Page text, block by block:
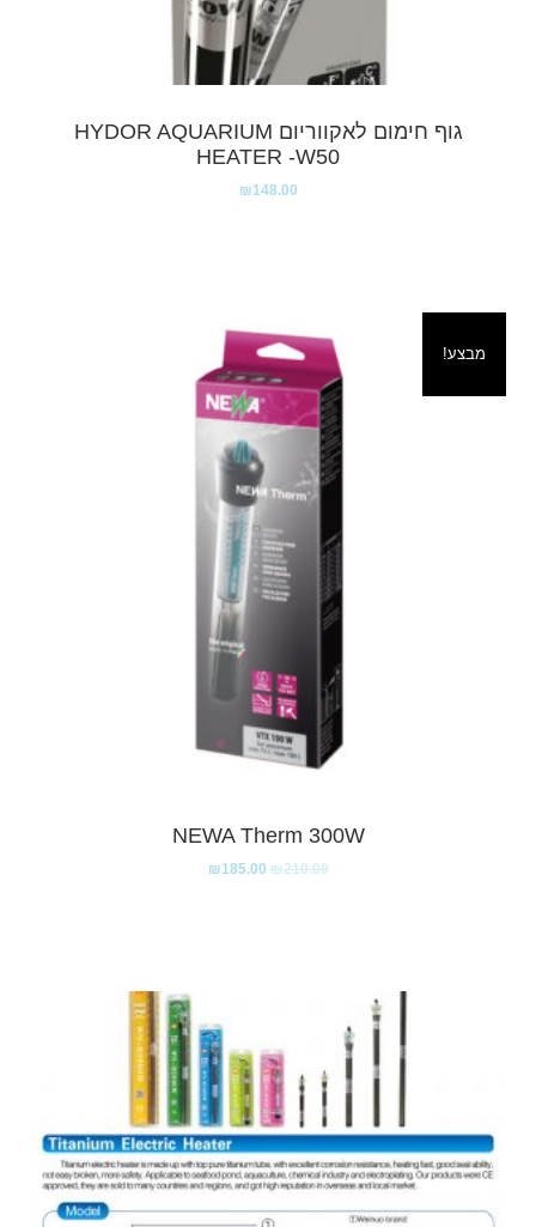
גוף חימום לאקווריום HYDOR AQUARIUM
HEATER -W50
₪148.00
מבצע!
NEWA Therm 300W
₪210.00
₪185.00